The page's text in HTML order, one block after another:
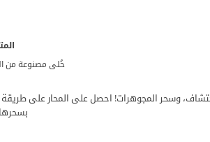
حُلى مصنوعة من
وسحر المجوهرات! احصل على المحار على